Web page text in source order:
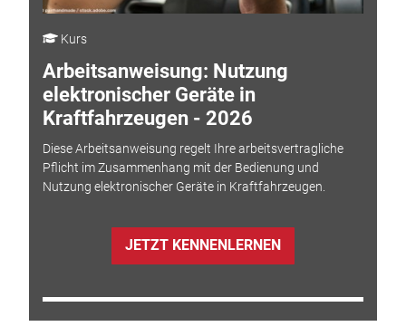
Kurs
Arbeitsanweisung: Nutzung
elektronischer Geräte in
Kraftfahrzeugen - 2026
Diese Arbeitsanweisung regelt Ihre arbeitsvertragliche
Pflicht im Zusammenhang mit der Bedienung und
Nutzung elektronischer Geräte in Kraftfahrzeugen.
JETZT KENNENLERNEN